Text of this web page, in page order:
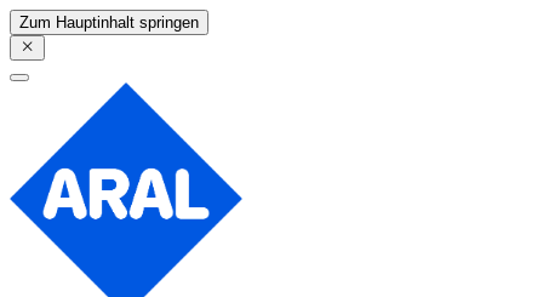
Zum Hauptinhalt springen